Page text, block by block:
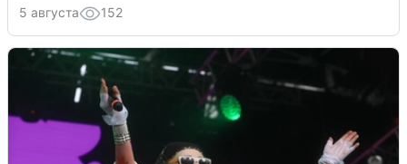
5 августа 152